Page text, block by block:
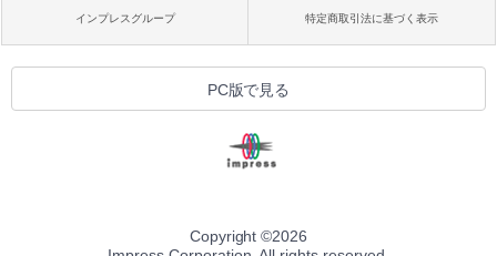
インプレスグループ 特定商取引法に基づく表示
PC版で見る
Copyright ©2026